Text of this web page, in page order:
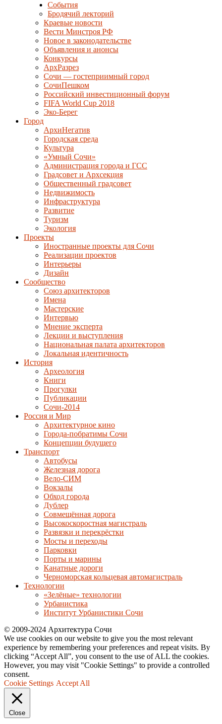
События
Бродячий лекторий
Краевые новости
Вести Минстроя РФ
Новое в законодательстве
Объявления и анонсы
Конкурсы
АрхРазрез
Сочи — гостеприимный город
СочиПешком
Российский инвестиционный форум
FIFA World Cup 2018
Эко-Берег
Город
АрхиНегатив
Городская среда
Культура
«Умный Сочи»
Администрация города и ГСС
Градсовет и Архсекция
Общественный градсовет
Недвижимость
Инфраструктура
Развитие
Туризм
Экология
Проекты
Иностранные проекты для Сочи
Реализации проектов
Интерьеры
Дизайн
Сообщество
Союз архитекторов
Имена
Мастерские
Интервью
Мнение эксперта
Лекции и выступления
Национальная палата архитекторов
Локальная идентичность
История
Археология
Книги
Прогулки
Публикации
Сочи-2014
Россия и Мир
Архитектурное кино
Города-побратимы Сочи
Концепции будущего
Транспорт
Автобусы
Железная дорога
Вело-СИМ
Вокзалы
Обход города
Дублер
Совмещённая дорога
Высокоскоростная магистраль
Развязки и перекрёстки
Мосты и переходы
Парковки
Порты и марины
Канатные дороги
Черноморская кольцевая автомагистраль
Технологии
«Зелёные» технологии
Урбанистика
Институт Урбанистики Сочи
© 2009-2024 Архитектура Сочи
We use cookies on our website to give you the most relevant
experience by remembering your preferences and repeat visits. By
clicking “Accept All”, you consent to the use of ALL the cookies.
However, you may visit "Cookie Settings" to provide a controlled
consent.
Cookie Settings Accept All
Close